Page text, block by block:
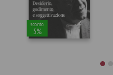
sconto
5%